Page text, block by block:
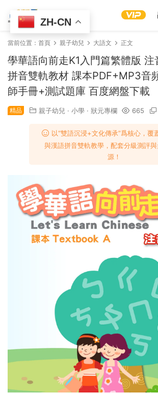
當前位置： 首頁 親子幼兒 大語文 正文
學華語向前走K1入門篇繁體版
拼音雙軌教材 課本PDF+MP3音
師手冊+測試題庫 百度網盤下載
精品 親子幼兒 · 小學 · 狀元專欄 665
以​​“雙語沉浸+文化傳承”​​爲核心，覆
與漢語拼音雙軌教學，配套分級測評
源！
ZH-CN